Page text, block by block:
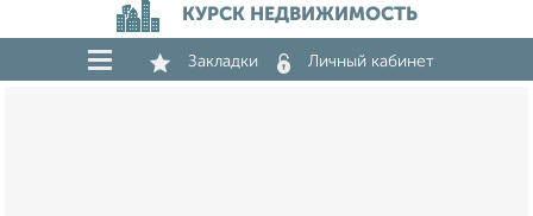
КУРСК НЕДВИЖИМОСТЬ
Закладки Личный кабинет